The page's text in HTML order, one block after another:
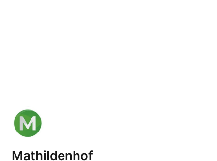
Mathildenhof